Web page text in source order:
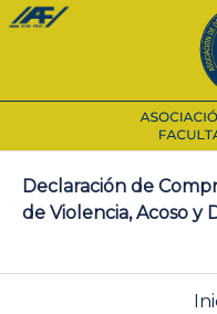
Pasar
Secondary menu
Declaración de
de Violencia, Acoso y